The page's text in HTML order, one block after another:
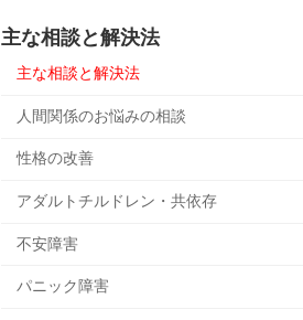
主な相談と解決法
主な相談と解決法
人間関係のお悩みの相談
性格の改善
アダルトチルドレン・共依存
不安障害
パニック障害